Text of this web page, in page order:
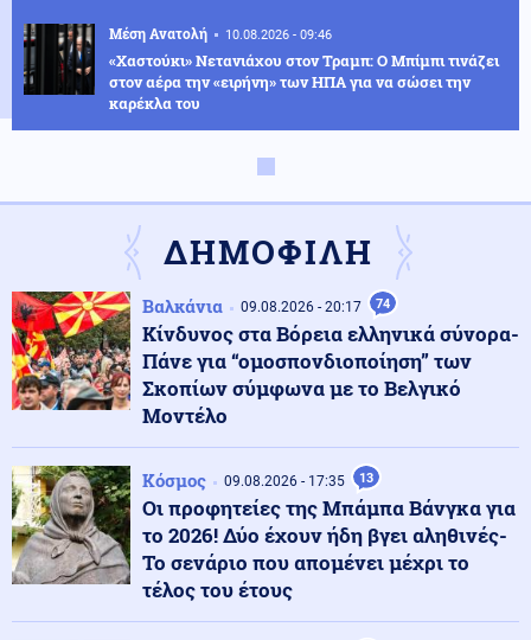
Μέση Ανατολή 10.08.2026 - 09:46
«Χαστούκι» Νετανιάχου στον Τραμπ: Ο Μπίμπι τινάζει
στον αέρα την «ειρήνη» των ΗΠΑ για να σώσει την
καρέκλα του
Αθλητισμός
Ευρωπαϊκό Πρωτάθλημα Στίβου: Πρεμιέρα σήμερα στο
Μπέρμιγχαμ - Ξεχωρίζει η συμμετοχή Τεντόγλου
Οικονομία 10.08.2026 - 09:14
«Εξοικονομώ - Επιχειρώ» για πάνω από 400
επιχειρήσεις
Πολιτική
Καρυστιανού για μαζικές αποχωρήσεις: Δέχθηκα
πιέσεις από το σύστημα - Ο Θανάσης Αυγερινός μας
προσέγγισε
ΔΗΜΟΦΙΛΗ
Βαλκάνια 09.08.2026 - 20:17 74
Κίνδυνος στα Βόρεια ελληνικά σύνορα-
Πάνε για “ομοσπονδιοποίηση” των
Σκοπίων σύμφωνα με το Βελγικό
Μοντέλο
Κόσμος 09.08.2026 - 17:35 13
Οι προφητείες της Μπάμπα Βάνγκα για
το 2026! Δύο έχουν ήδη βγει αληθινές-
Το σενάριο που απομένει μέχρι το
τέλος του έτους